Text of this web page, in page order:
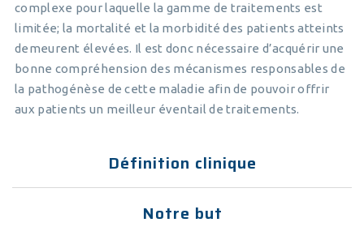
complexe pour laquelle la gamme de traitements est
limitée; la mortalité et la morbidité des patients atteints
demeurent élevées. Il est donc nécessaire d’acquérir une
bonne compréhension des mécanismes responsables de
la pathogénèse de cette maladie afin de pouvoir offrir
aux patients un meilleur éventail de traitements.
Définition clinique
Notre but